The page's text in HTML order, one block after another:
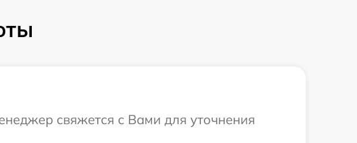
свяжется с Вами для уточнения